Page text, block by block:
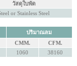
วัสดุใบพัด
or Stainless Steel
ปริมาณลม
CMM.
CFM.
1060 38160